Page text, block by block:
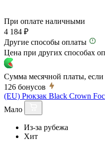
При оплате наличными
4 184 ₽
Другие способы оплаты
Цена при других способах
Сумма месячной платы, если
126 бонусов
(EU) Рюкзак Black Crown
Мало
Из-за рубежа
Хит